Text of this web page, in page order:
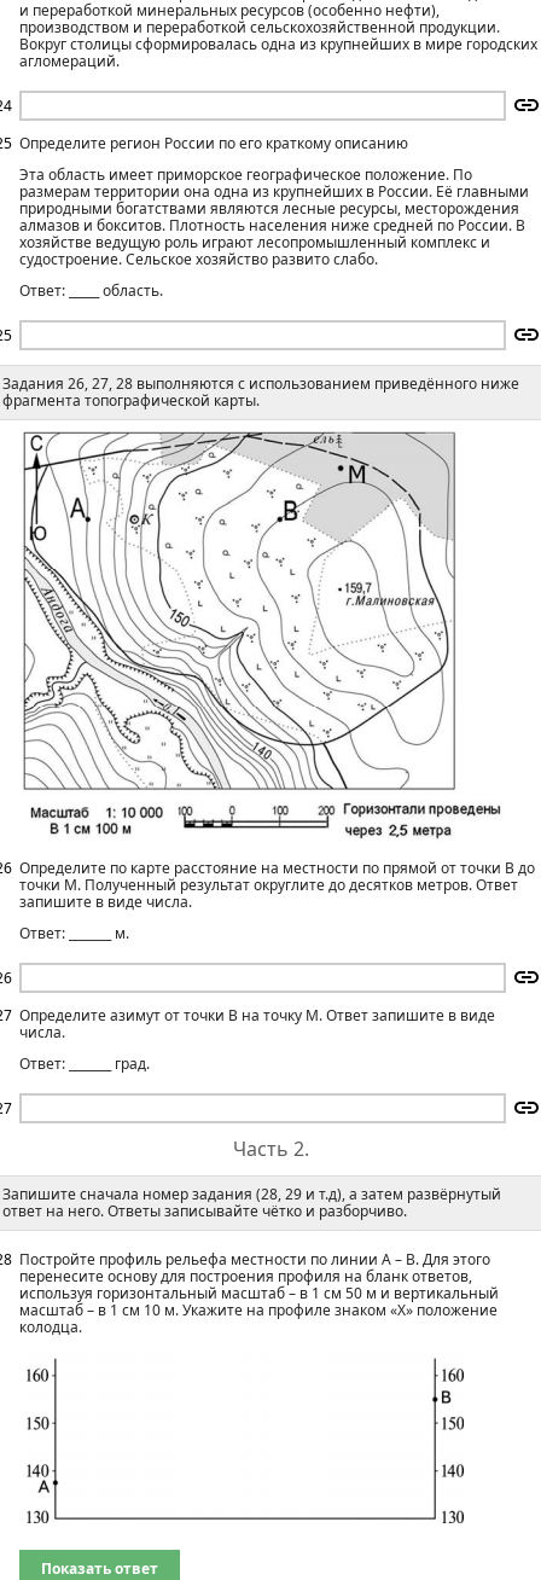
и переработкой минеральных ресурсов (особенно нефти),
производством и переработкой сельскохозяйственной продукции.
Вокруг столицы сформировалась одна из крупнейших в мире городских
агломераций.
Определите регион России по его краткому описанию
Эта область имеет приморское географическое положение. По
размерам территории она одна из крупнейших в России. Её главными
природными богатствами являются лесные ресурсы, месторождения
алмазов и бокситов. Плотность населения ниже средней по России. В
хозяйстве ведущую роль играют лесопромышленный комплекс и
судостроение. Сельское хозяйство развито слабо.
Ответ: _____ область.
Задания 26, 27, 28 выполняются с использованием приведённого ниже
фрагмента топографической карты.
Определите по карте расстояние на местности по прямой от точки В до
точки М. Полученный результат округлите до десятков метров. Ответ
запишите в виде числа.
Ответ: _______ м.
Определите азимут от точки В на точку М. Ответ запишите в виде
числа.
Ответ: _______ град.
Часть 2.
Запишите сначала номер задания (28, 29 и т.д), а затем развёрнутый
ответ на него. Ответы записывайте чётко и разборчиво.
Постройте профиль рельефа местности по линии А – В. Для этого
перенесите основу для построения профиля на бланк ответов,
используя горизонтальный масштаб – в 1 см 50 м и вертикальный
масштаб – в 1 см 10 м. Укажите на профиле знаком «X» положение
колодца.
Показать ответ